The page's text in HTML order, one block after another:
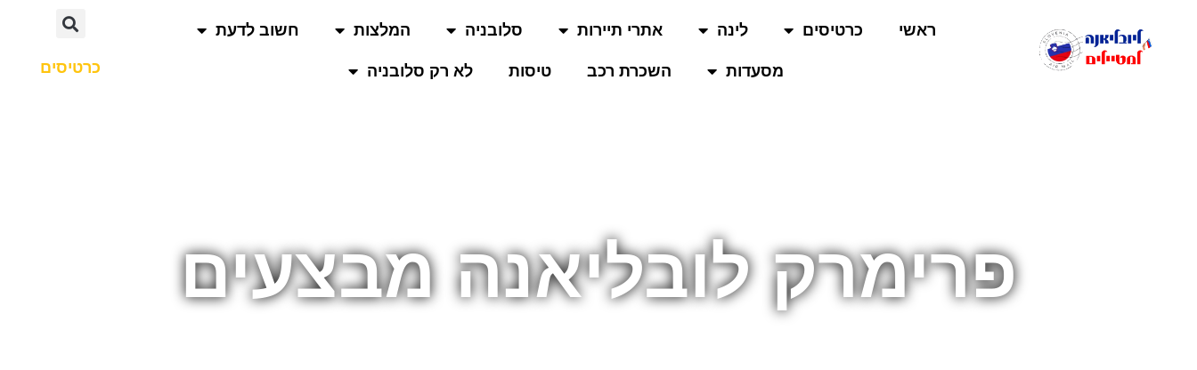
ראשי כרטיסים לינה אתרי תיירות סלובניה המלצות חשוב לדעת
מסעדות השכרת רכב טיסות לא רק סלובניה כרטיסים
פרימרק לובליאנה מבצעים